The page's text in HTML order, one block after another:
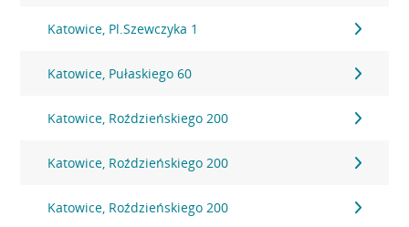
Katowice, Pl.Szewczyka 1
Katowice, Pułaskiego 60
Katowice, Roździeńskiego 200
Katowice, Roździeńskiego 200
Katowice, Roździeńskiego 200